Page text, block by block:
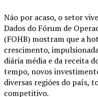
Não por acaso, o setor
Dados do Fórum de
(FOHB) mostram que a
crescimento,
diária média e da receita
tempo, novos
diversas regiões do país,
competitivo.